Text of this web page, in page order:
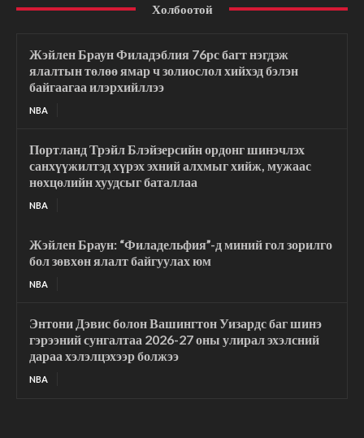
Холбоотой
Жэйлен Браун Филадэблия 76рс багт нэгдэж
ялалтын төлөө ямар ч золиослол хийхэд бэлэн
байгаагаа илэрхийллээ
NBA
Портланд Трэйл Блэйзерсийн ордонг шинэчлэх
санхүүжилтэд хүрэх эхний алхмыг хийж, мужаас
нөхцөлийн хуудсыг баталлаа
NBA
Жэйлен Браун: “Филадельфия”-д миний гол зорилго
бол зөвхөн ялалт байгуулах юм
NBA
Энтони Дэвис болон Вашингтон Уизардс баг шинэ
гэрээний сунгалтаа 2026-27 оны улирал эхэлсний
дараа хэлэлцэхээр болжээ
NBA